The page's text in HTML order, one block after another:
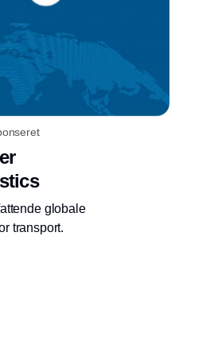
globale
transport.